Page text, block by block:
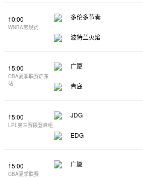
10:00
WNBA常规赛
多伦多节奏
波特兰火焰
15:00
CBA夏季联赛启东
站
广厦
青岛
15:00
LPL第三赛段登峰组
JDG
EDG
15:00
CBA夏季联赛
广厦